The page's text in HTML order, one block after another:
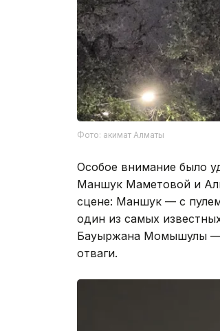
Фото: акимат Алматы
Особое внимание было
Маншук Маметовой и
сцене: Маншук — с
один из самых
Бауыржана Момышулы —
отваги.